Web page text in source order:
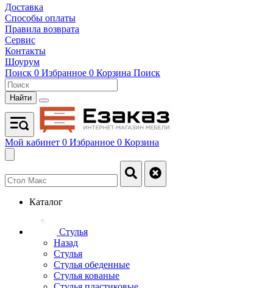
Доставка
Способы оплаты
Правила возврата
Сервис
Контакты
Шоурум
Поиск 0 Избранное 0 Корзина Поиск
Найти
Мой кабинет 0 Избранное 0 Корзина
Каталог
Стулья
Назад
Стулья
Стулья обеденные
Стулья кованые